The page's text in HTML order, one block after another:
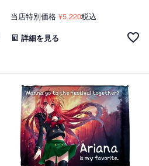
当店特別価格 ¥5,220税込
詳細を見る